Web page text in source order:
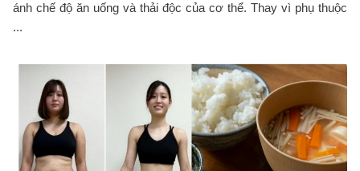
ánh chế độ ăn uống và thải độc của cơ thể. Thay vì phụ thuộc
...